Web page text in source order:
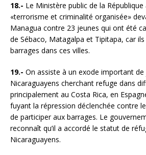
18.- Le Ministère public de la
«terrorisme et criminalité organisée»
Managua contre 23 jeunes qui ont été
de Sébaco, Matagalpa et Tipitapa, car
barrages dans ces villes.
19.- On assiste à un exode important de
Nicaraguayens cherchant refuge dans
principalement au Costa Rica, en
fuyant la répression déclenchée contre
de participer aux barrages. Le
reconnaît qu’il a accordé le statut de
Nicaraguayens.